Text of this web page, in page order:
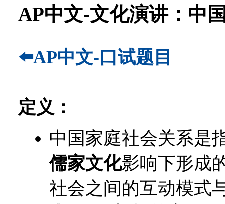
AP中文-文化演讲：中
⬅️AP中文-口试题目
定义：
中国家庭社会关系是
儒家文化影响下形成
社会之间的互动模式